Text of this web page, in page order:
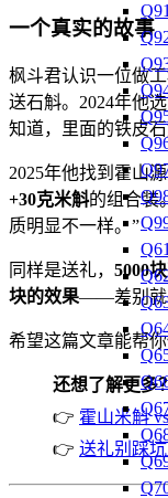
一个真实的故事
枫斗君认识一位做
送石斛。2024年他
知道，里面的铁皮
2025年他找到霍山
+30克米斛的组合装
质明显不一样。”
同样是送礼， 5000
块的效果——差别就
希望这篇文章能帮
还想了解更多
👉 霍山米斛
👉 送礼别踩